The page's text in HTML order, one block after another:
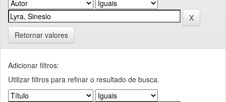
Retornar valores
Adicionar filtros:
Utilizar filtros para refinar o resultado de busca.